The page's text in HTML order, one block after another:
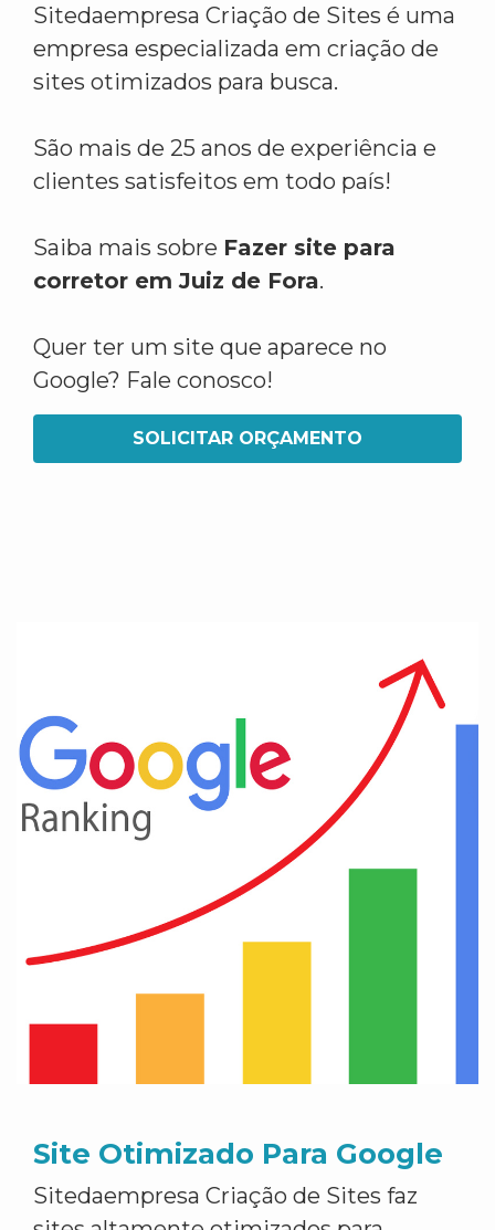
Sitedaempresa Criação de Sites é uma
empresa especializada em criação de
sites otimizados para busca.
São mais de 25 anos de experiência e
clientes satisfeitos em todo país!
Saiba mais sobre Fazer site para
corretor em Juiz de Fora.
Quer ter um site que aparece no
Google? Fale conosco!
SOLICITAR ORÇAMENTO
Site Otimizado Para Google
Sitedaempresa Criação de Sites faz